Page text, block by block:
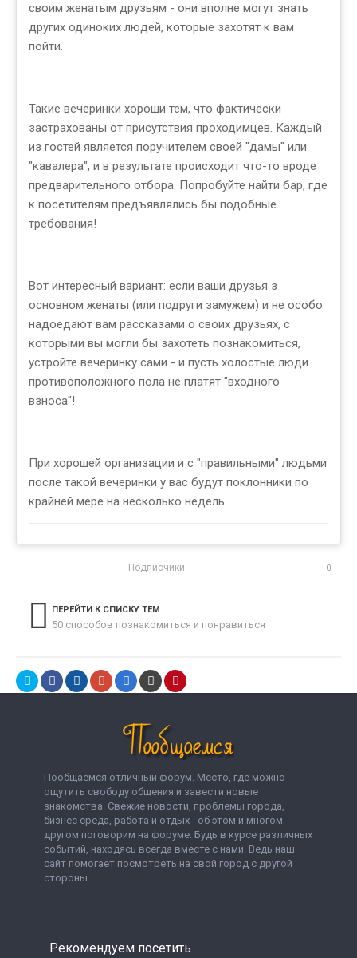
своим женатым друзьям - они вполне могут знать
других одиноких людей, которые захотят к вам
пойти.
Такие вечеринки хороши тем, что фактически
застрахованы от присутствия проходимцев. Каждый
из гостей является поручителем своей "дамы" или
"кавалера", и в результате происходит что-то вроде
предварительного отбора. Попробуйте найти бар, где
к посетителям предъявлялись бы подобные
требования!
Вот интересный вариант: если ваши друзья з
основном женаты (или подруги замужем) и не особо
надоедают вам рассказами о своих друзьях, с
которыми вы могли бы захотеть познакомиться,
устройте вечеринку сами - и пусть холостые люди
противоположного пола не платят "входного
взноса"!
При хорошей организации и с "правильными" людьми
после такой вечеринки у вас будут поклонники по
крайней мере на несколько недель.
Подписчики 0
ПЕРЕЙТИ К СПИСКУ ТЕМ
50 способов познакомиться и понравиться
Пообщаемся отличный форум. Место, где можно
ощутить свободу общения и завести новые
знакомства. Свежие новости, проблемы города,
бизнес среда, работа и отдых - об этом и многом
другом поговорим на форуме. Будь в курсе различных
событий, находясь всегда вместе с нами. Ведь наш
сайт помогает посмотреть на свой город с другой
стороны.
Рекомендуем посетить